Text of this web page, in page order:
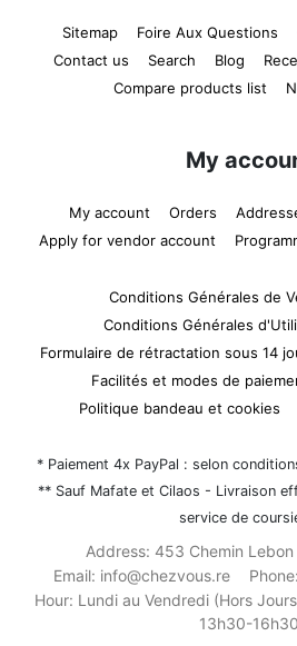
Sitemap Foire Aux Questions
Contact us
Search Blog
Compare products list
My
My account Orders
Apply for vendor account
Conditions Générales de
Conditions Générales
Formulaire de rétractation sous 14
Facilités et modes de
Politique bandeau et cookies
* Paiement 4x PayPal : selon
** Sauf Mafate et Cilaos - Livraison
service de
Address: 453 Chemin
Email: info@chezvous.re Phone:
Hour: Lundi au Vendredi (Hors
13h30-16h30